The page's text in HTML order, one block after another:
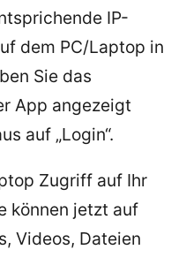
IP-
dem PC/Laptop in
Sie das
App angezeigt
auf „Login“.
Zugriff auf Ihr
können jetzt auf
Videos, Dateien